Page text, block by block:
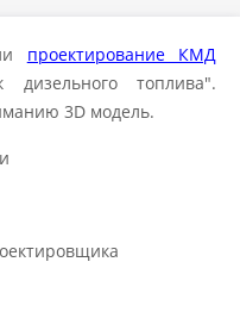
проектирование КМД
дизельного топлива".
3D модель.